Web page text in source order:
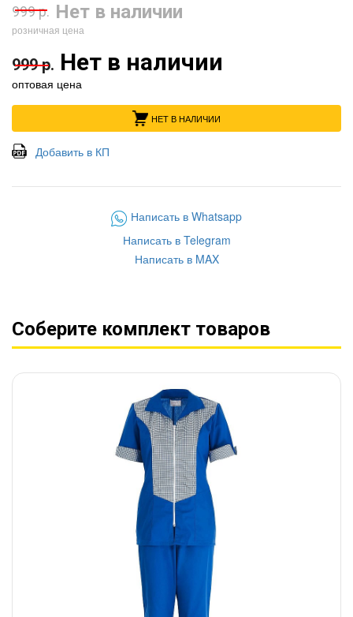
999 р. Нет в наличии
розничная цена
999 р. Нет в наличии
оптовая цена
НЕТ В НАЛИЧИИ
Добавить в КП
Написать в Whatsapp
Написать в Telegram
Написать в MAX
Соберите комплект товаров